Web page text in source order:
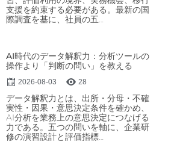
支援を約束する必要がある。最新の国
際調査を基に、社員の五…
AI時代のデータ解釈力：分析ツールの
操作より「判断の問い」を教える
2026-08-03 28
データ解釈力とは、出所・分母・不確
実性・因果・意思決定条件を確かめ、
AI分析を業務上の意思決定につなげる
力である。五つの問いを軸に、企業研
修の演習設計と評価指標…